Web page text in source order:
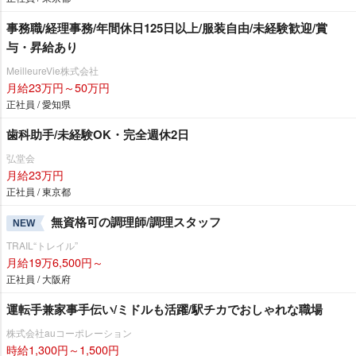
事務職/経理事務/年間休日125日以上/服装自由/未経験歓迎/賞
与・昇給あり
MeilleureVie株式会社
月給23万円～50万円
正社員 / 愛知県
歯科助手/未経験OK・完全週休2日
弘堂会
月給23万円
正社員 / 東京都
NEW 無資格可の調理師/調理スタッフ
TRAIL“トレイル”
月給19万6,500円～
正社員 / 大阪府
運転手兼家事手伝い/ミドルも活躍/駅チカでおしゃれな職場
株式会社auコーポレーション
時給1,300円～1,500円